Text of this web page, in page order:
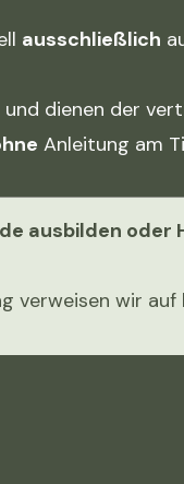
ausschließlich
und dienen der
Anleitung am
ausbilden
verweisen wir